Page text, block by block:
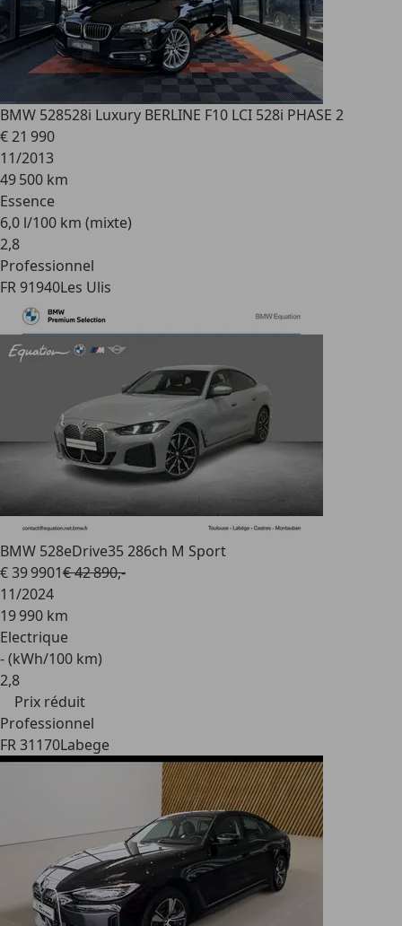
BMW 528528i Luxury BERLINE F10 LCI 528i PHASE 2
€ 21 990
11/2013
49 500 km
Essence
6,0 l/100 km (mixte)
2,8
Professionnel
FR 91940Les Ulis
BMW 528eDrive35 286ch M Sport
€ 39 9901€ 42 890,-
11/2024
19 990 km
Electrique
- (kWh/100 km)
2,8
Prix réduit
Professionnel
FR 31170Labege